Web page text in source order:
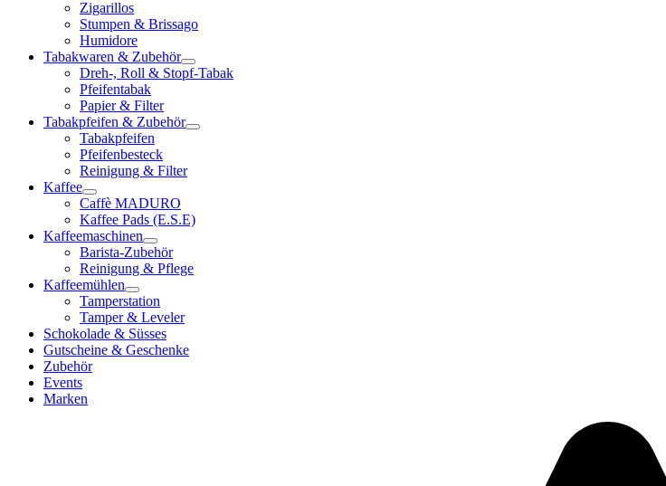
Zigarillos
Stumpen & Brissago
Humidore
Tabakwaren & Zubehör
Dreh-, Roll & Stopf-Tabak
Pfeifentabak
Papier & Filter
Tabakpfeifen & Zubehör
Tabakpfeifen
Pfeifenbesteck
Reinigung & Filter
Kaffee
Caffè MADURO
Kaffee Pads (E.S.E)
Kaffeemaschinen
Barista-Zubehör
Reinigung & Pflege
Kaffeemühlen
Tamperstation
Tamper & Leveler
Schokolade & Süsses
Gutscheine & Geschenke
Zubehör
Events
Marken